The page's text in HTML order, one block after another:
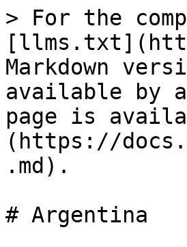
> For the
Markdown
available by
page is
(https://
.md).
# Argentina